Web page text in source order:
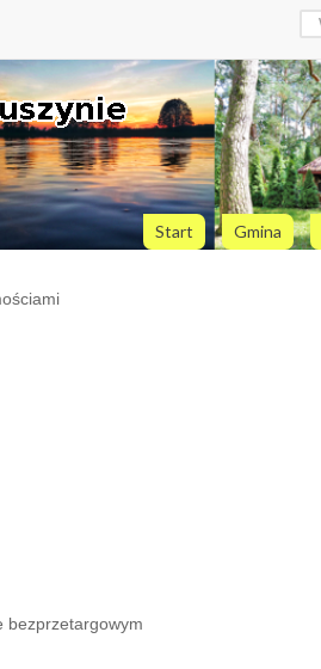
Start Gmina
bezprzetargowym